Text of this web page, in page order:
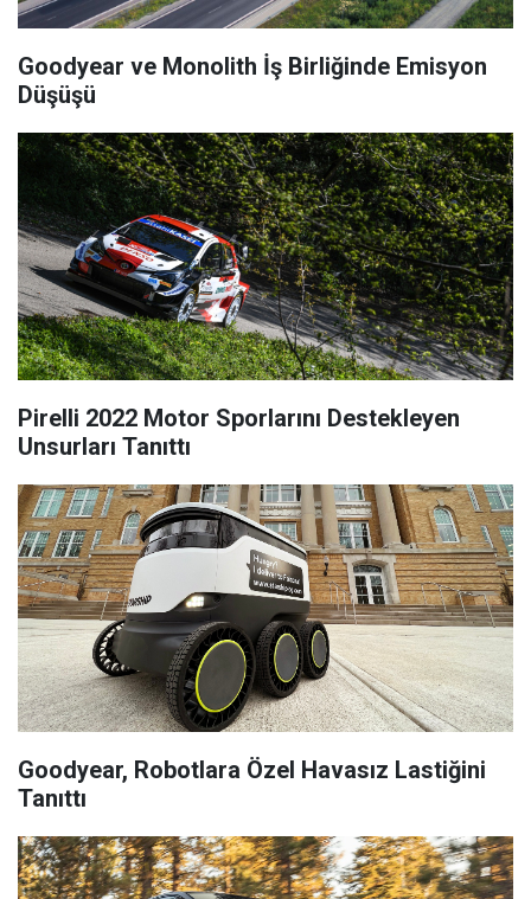
Goodyear ve Monolith İş Birliğinde Emisyon
Düşüşü
Pirelli 2022 Motor Sporlarını Destekleyen
Unsurları Tanıttı
Goodyear, Robotlara Özel Havasız Lastiğini
Tanıttı